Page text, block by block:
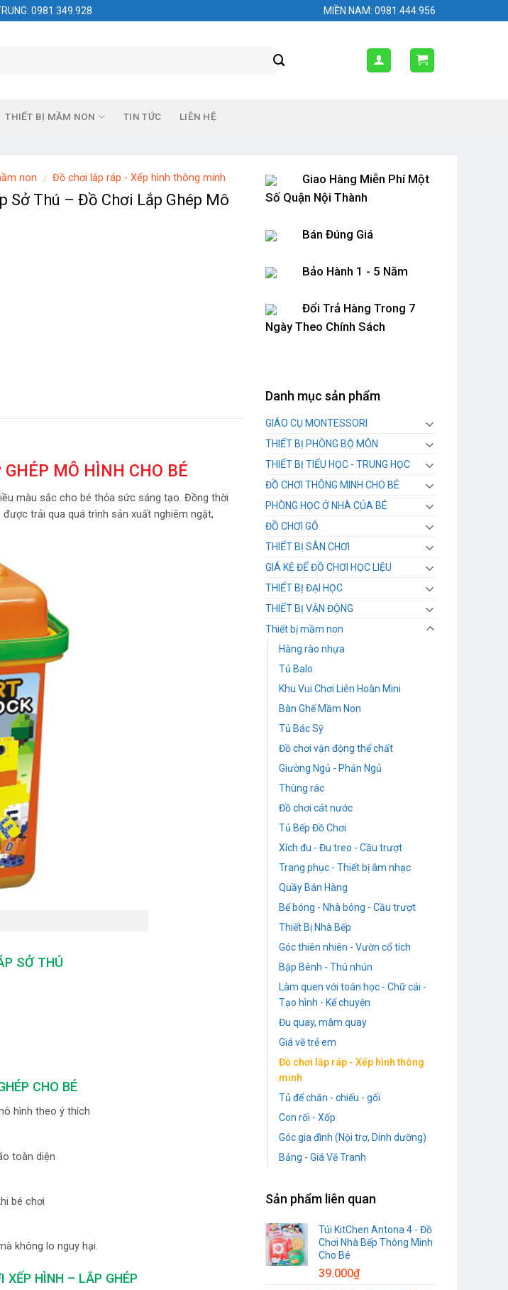
0981.349.928 MIỀN NAM: 0981.444.956
THIẾT BỊ MẦM NON TIN TỨC LIÊN HỆ
non / Đồ chơi lắp ráp - Xếp hình thông minh
Sở Thú – Đồ Chơi Lắp Ghép Mô
MÔ HÌNH CHO BÉ
màu sắc cho bé thỏa sức sáng tạo. Đồng thời
trải qua quá trình sản xuất nghiêm ngặt,
SỞ THÚ
CHO BÉ
hình theo ý thích
toàn diện
bé chơi
không lo nguy hại.
XẾP HÌNH – LẮP GHÉP
Giao Hàng Miễn Phí Một
Số Quận Nội Thành
Bán Đúng Giá
Bảo Hành 1 - 5 Năm
Đổi Trả Hàng Trong 7
Ngày Theo Chính Sách
Danh mục sản phẩm
GIÁO CỤ MONTESSORI
THIẾT BỊ PHÒNG BỘ MÔN
THIẾT BỊ TIỂU HỌC - TRUNG HỌC
ĐỒ CHƠI THÔNG MINH CHO BÉ
PHÒNG HỌC Ở NHÀ CỦA BÉ
ĐỒ CHƠI GỖ
THIẾT BỊ SÂN CHƠI
GIÁ KỆ ĐỂ ĐỒ CHƠI HỌC LIỆU
THIẾT BỊ ĐẠI HỌC
THIẾT BỊ VẬN ĐỘNG
Thiết bị mầm non
Hàng rào nhựa
Tủ Balo
Khu Vui Chơi Liên Hoàn Mini
Bàn Ghế Mầm Non
Tủ Bác Sỹ
Đồ chơi vận động thể chất
Giường Ngủ - Phản Ngủ
Thùng rác
Đồ chơi cát nước
Tủ Bếp Đồ Chơi
Xích đu - Đu treo - Cầu trượt
Trang phục - Thiết bị âm nhạc
Quầy Bán Hàng
Bể bóng - Nhà bóng - Cầu trượt
Thiết Bị Nhà Bếp
Góc thiên nhiên - Vườn cổ tích
Bập Bênh - Thú nhún
Làm quen với toán học - Chữ cái -
Tạo hình - Kể chuyện
Đu quay, mâm quay
Giá vẽ trẻ em
Đồ chơi lắp ráp - Xếp hình thông
minh
Tủ để chăn - chiếu - gối
Con rối - Xốp
Góc gia đình (Nội trợ, Dinh dưỡng)
Bảng - Giá Vẽ Tranh
Sản phẩm liên quan
Túi KitChen Antona 4 - Đồ
Chơi Nhà Bếp Thông Minh
Cho Bé
39.000₫